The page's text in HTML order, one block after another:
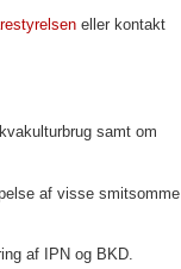
eller kontakt
samt om
af visse smitsomme
af IPN og BKD.